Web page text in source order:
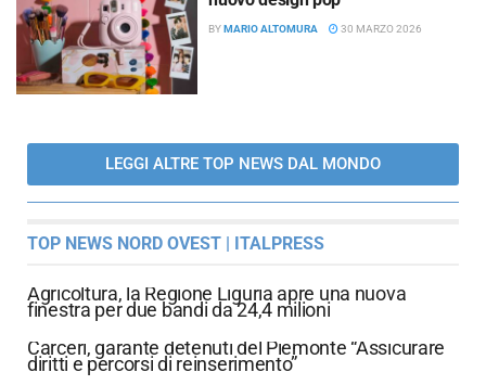
BYMARIO ALTOMURA 30 MARZO 2026
LEGGI ALTRE TOP NEWS DAL MONDO
TOP NEWS NORD OVEST | ITALPRESS
Agricoltura, la Regione Liguria apre una nuova
finestra per due bandi da 24,4 milioni
Carceri, garante detenuti del Piemonte “Assicurare
diritti e percorsi di reinserimento”